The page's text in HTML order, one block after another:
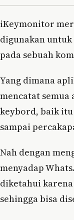
iKeymonitor
digunakan untuk
pada sebuah
Yang dimana
mencatat
keybord, baik
sampai
Nah dengan
menyadap
diketahui
sehingga bisa